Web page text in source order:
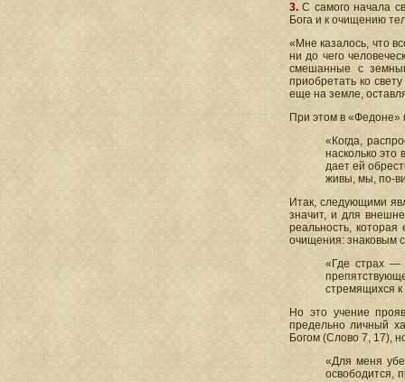
3. С самого начала
Бога и к очищению
«Мне казалось, что
ни до чего
смешанные с
приобретать ко
еще на земле,
При этом в
«Когда,
насколько
дает ей
живы, мы, по-
Итак, следующими
значит, и для
реальность,
очищения: знаковым
«Где страх —
стремящихся
Но это учение
предельно личный
Богом (Слово 7, 17),
«Для меня
освободится,